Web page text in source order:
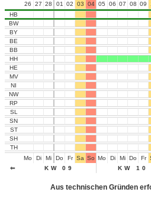
26
27 28 01 02 03 04 05 06 07 08 09
Mo Di Mi Do Fr Sa So Mo Di Mi Do Fr
KW 09
KW 10
HB
BW
BY
BE
BB
HH
HE
MV
NI
NW
RP
SL
SN
ST
SH
TH
⇐
Aus technischen Gründen